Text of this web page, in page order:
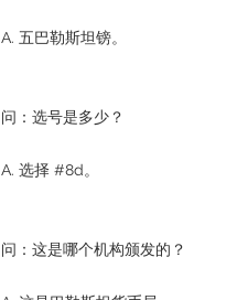
A. 五巴勒斯坦镑。
问：选号是多少？
A. 选择 #8d。
问：这是哪个机构颁发的？